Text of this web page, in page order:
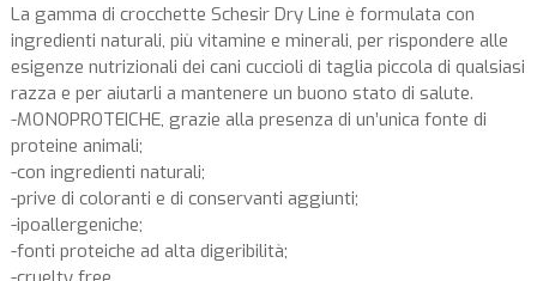
La gamma di crocchette Schesir Dry Line è formulata con
ingredienti naturali, più vitamine e minerali, per rispondere alle
esigenze nutrizionali dei cani cuccioli di taglia piccola di qualsiasi
razza e per aiutarli a mantenere un buono stato di salute.
-MONOPROTEICHE, grazie alla presenza di un’unica fonte di
proteine animali;
-con ingredienti naturali;
-prive di coloranti e di conservanti aggiunti;
-ipoallergeniche;
-fonti proteiche ad alta digeribilità;